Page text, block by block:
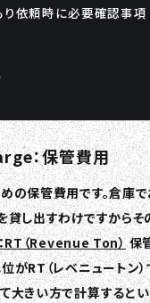
り依頼時に必要確認事項
：保管費用
の保管費用です。倉庫
貸し出すわけですから
RT（Revenue Ton）保
がRT（レベニュートン）
大きい方で計算するとい